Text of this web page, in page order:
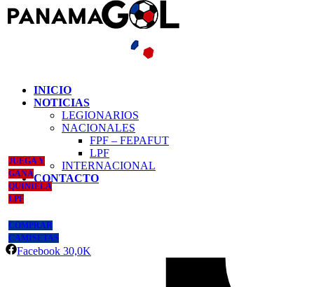
INICIO
NOTICIAS
LEGIONARIOS
NACIONALES
FPF – FEPAFUT
LPF
INTERNACIONAL
CONTACTO
JUEGA Y
GANA
QUINIELA
LPF
COMPRAR
CAMISETAS
Facebook 30,0K